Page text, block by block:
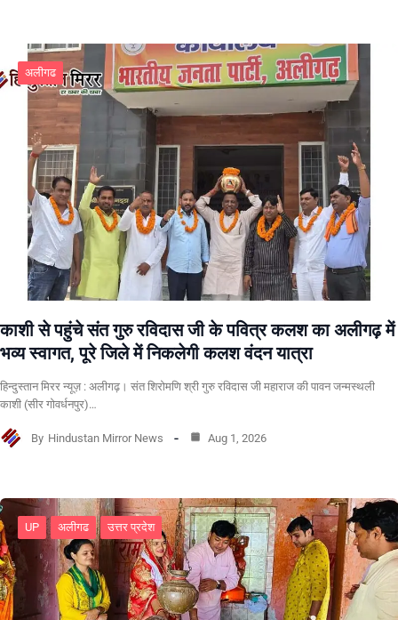
अलीगढ
काशी से पहुंचे संत गुरु रविदास जी के पवित्र कलश का अलीगढ़ में
भव्य स्वागत, पूरे जिले में निकलेगी कलश वंदन यात्रा
हिन्दुस्तान मिरर न्यूज़ : अलीगढ़। संत शिरोमणि श्री गुरु रविदास जी महाराज की पावन जन्मस्थली
काशी (सीर गोवर्धनपुर)…
By Hindustan Mirror News Aug 1, 2026
UP अलीगढ उत्तर प्रदेश